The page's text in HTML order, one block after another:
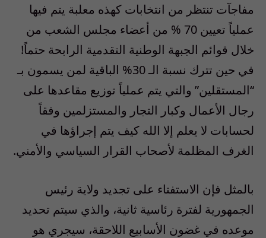
مفاجآت تنتظر من انتخابات كهذه معلبة يتم فيها
عملياً تعيين 70 % من أعضاء مجلس الشعب من
خلال قوائم الجبهة الوطنية التقدمية الرابحة حتماً!
في حين تترك نسبة الـ 30% الباقية لمن يسمون بـ
“المستقلين” والتي يتم عملياً توزيع مقاعدها على
رجال الأعمال وكبار التجار والمستزلمين وفقاً
لحسابات لا يعلم إلا الله كيف يتم إجراؤها في
الغرف المظلمة لأصحاب القرار السياسي والأمني.
بالمثل فإن الاستفتاء على تجديد ولاية رئيس
الجمهورية لفترة رئاسية ثانية، والذي سيتم تحديد
موعده في غضون الأسابيع اللاحقة، سيجري هو